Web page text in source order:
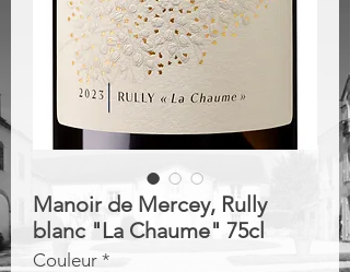
Manoir de Mercey, Rully
blanc "La Chaume" 75cl
Couleur *